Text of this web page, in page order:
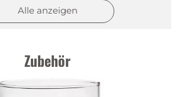
Alle anzeigen
Zubehör